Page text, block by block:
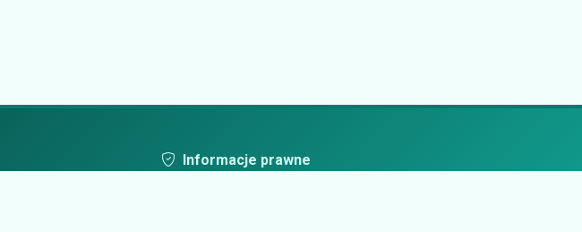
Informacje prawne